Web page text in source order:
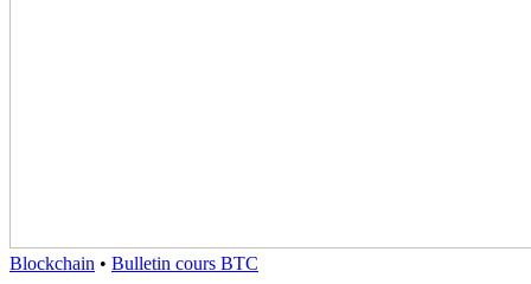
Blockchain • Bulletin cours BTC